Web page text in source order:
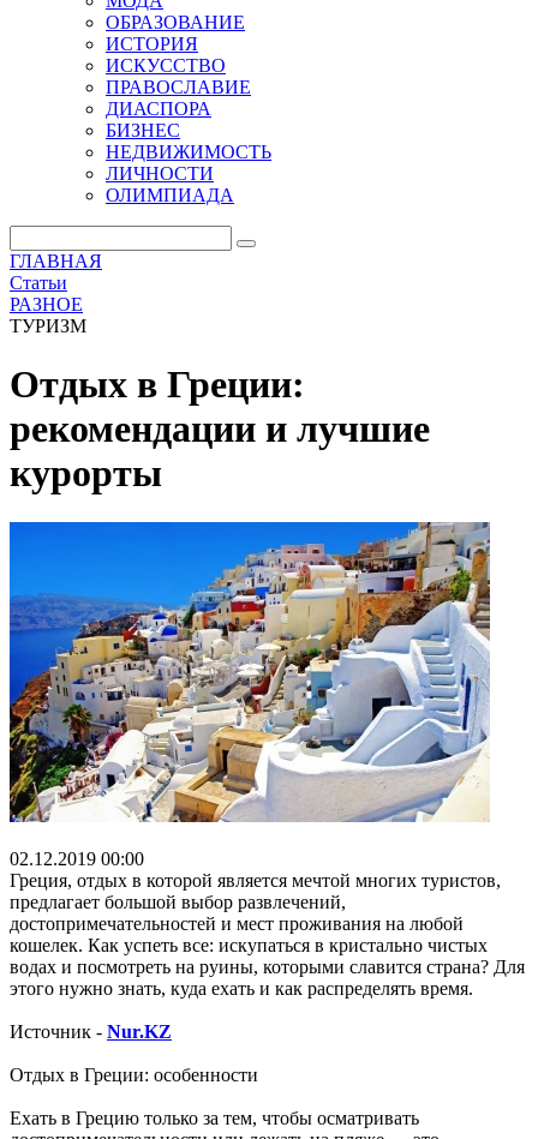
ОБРАЗОВАНИЕ
ИСТОРИЯ
ИСКУССТВО
ПРАВОСЛАВИЕ
ДИАСПОРА
БИЗНЕС
НЕДВИЖИМОСТЬ
ЛИЧНОСТИ
ОЛИМПИАДА
ГЛАВНАЯ
Статьи
РАЗНОЕ
ТУРИЗМ
Отдых в Греции:
рекомендации и лучшие
курорты
02.12.2019 00:00
Греция, отдых в которой является мечтой многих туристов,
предлагает большой выбор развлечений,
достопримечательностей и мест проживания на любой
кошелек. Как успеть все: искупаться в кристально чистых
водах и посмотреть на руины, которыми славится страна? Для
этого нужно знать, куда ехать и как распределять время.
Источник - Nur.KZ
Отдых в Греции: особенности
Ехать в Грецию только за тем, чтобы осматривать